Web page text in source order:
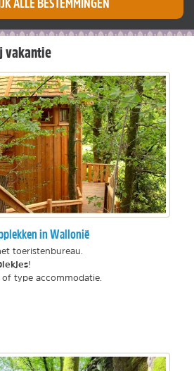
vakantie
in Wallonië
toeristenbureau.
!
type accommodatie.